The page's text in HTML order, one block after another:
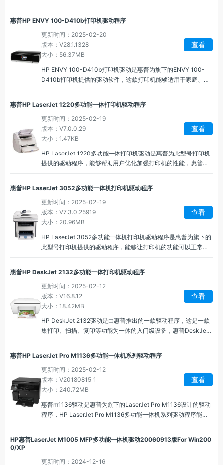
打印机驱动能够让用户查看、暂停、取消等打印任务。
惠普HP ENVY 100-D410b打印机驱动程序
更新时间：2025-02-20
版本：V28.1.1328
大小：56.37MB
查看
HP ENVY 100-D410b打印机驱动是惠普为旗下的ENVY 100-
D410b打印机提供的驱动软件，这款打印机能够适用于家庭、办
各种打印任务，并保持设备的良好运行状态。
惠普HP LaserJet 1220多功能一体打印机驱动程序
更新时间：2025-02-19
版本：V7.0.0.29
大小：1.47KB
查看
HP LaserJet 1220多功能一体打印机驱动是惠普为此型号打印机
提供的驱动程序，能够帮助用户优化加强打印机的性能，惠普
选择打印模式，快速传输文件内容进行打印。
惠普HP LaserJet 3052多功能一体机打印机驱动程序
更新时间：2025-02-19
版本：V7.3.0.25919
大小：20.96MB
查看
HP LaserJet 3052多功能一体机打印机驱动程序是惠普为旗下的
此型号打印机提供的驱动程序，能够让打印机的功能可以正常运
快速打印、扫描并执行一体机的其他功能。
惠普HP DeskJet 2132多功能一体打印机驱动程序
更新时间：2025-02-12
版本：V16.8.12
大小：18.42MB
查看
HP DeskJet 2132驱动是由惠普推出的一款驱动程序，这是一款
集打印、扫描、复印等功能为一体的入门级设备，惠普DeskJet
支持高质量打印需求，可以快速处理日常办公学习需求。
惠普HP LaserJet Pro M1136多功能一体机系列驱动程序
更新时间：2025-02-12
版本：V20180815_1
大小：240.72MB
查看
惠普m1136驱动是惠普为旗下的LaserJet Pro M1136设计的驱动
程序，HP LaserJet Pro M1136多功能一体机系列驱动程序能够
Wi-Fi 网络，便于多台设备共享打印机。
HP惠普LaserJet M1005 MFP多功能一体机驱动20060913版For Win200
0/XP
更新时间：2024-12-16